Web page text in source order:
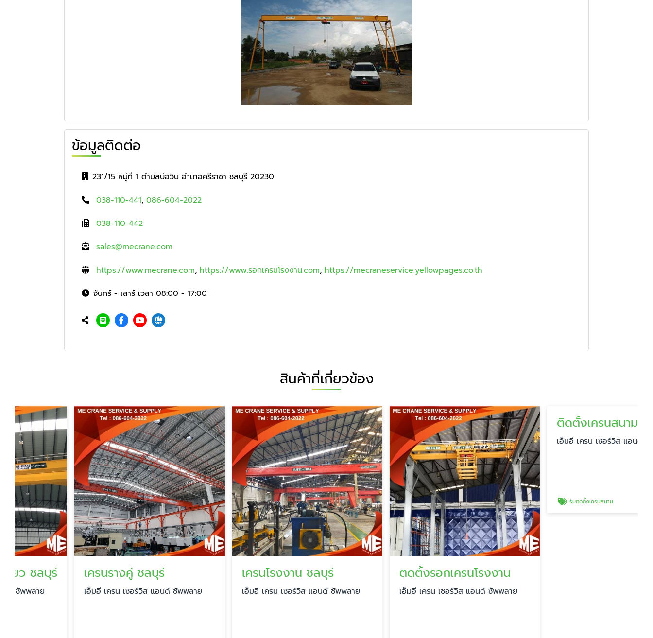
ข้อมูลติดต่อ
231/15 หมู่ที่ 1 ตำบลบ่อวิน อำเภอศรีราชา ชลบุรี 20230
038-110-441, 086-604-2022
038-110-442
sales@mecrane.com
https://www.mecrane.com, https://www.รอกเครนโรงงาน.com, https://mecraneservice.yellowpages.co.th
จันทร์ - เสาร์ เวลา 08:00 - 17:00
สินค้าที่เกี่ยวข้อง
เครนรางคู่ ชลบุรี
เอ็มอี เครน เซอร์วิส แอนด์ ซัพพลาย
เครนโรงงาน ชลบุรี
เอ็มอี เครน เซอร์วิส แอนด์ ซัพพลาย
ติดตั้งรอกเครนโรงงาน
เอ็มอี เครน เซอร์วิส แอนด์ ซัพพลาย
ติดตั้งเครนสนาม ชลบุรี
เอ็มอี เครน เซอร์วิส แอนด์ ซัพพลาย